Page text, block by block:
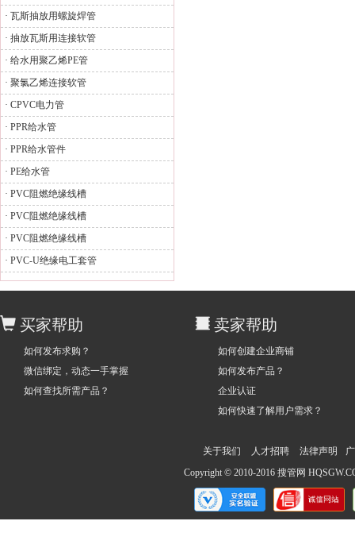
· 瓦斯抽放用螺旋焊管
· 抽放瓦斯用连接软管
· 给水用聚乙烯PE管
· 聚氯乙烯连接软管
· CPVC电力管
· PPR给水管
· PPR给水管件
· PE给水管
· PVC阻燃绝缘线槽
· PVC阻燃绝缘线槽
· PVC阻燃绝缘线槽
· PVC-U绝缘电工套管
买家帮助
如何发布求购？
微信绑定，动态一手掌握
如何查找所需产品？
卖家帮助
如何创建企业商铺
如何发布产品？
企业认证
如何快速了解用户需求？
关于我们 人才招聘 法律声明
Copyright © 2010-2016 搜管网